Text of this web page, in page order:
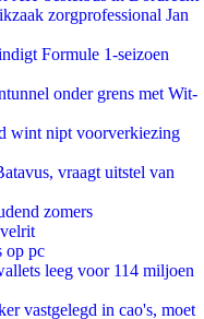
zorgprofessional Jan
Formule 1-seizoen
onder grens met Wit-
wint nipt voorverkiezing
vraagt uitstel van
zomers
op pc
leeg voor 114 miljoen
vastgelegd in cao's, moet